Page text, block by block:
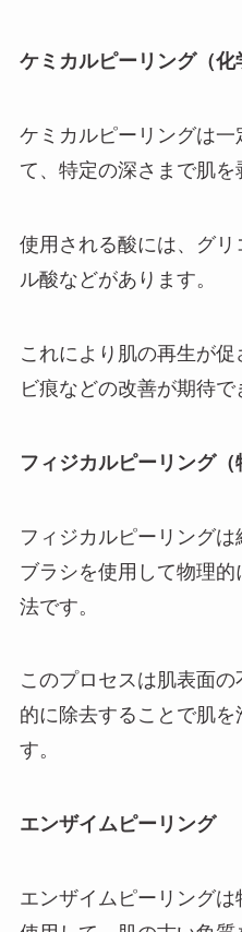
ケミカルピーリング（化
ケミカルピーリングは
て、特定の深さまで肌を
使用される酸には、グ
ル酸などがあります。
これにより肌の再生が
ビ痕などの改善が期待で
フィジカルピーリング（
フィジカルピーリング
ブラシを使用して物理
法です。
このプロセスは肌表面
的に除去することで肌
す。
エンザイムピーリング
エンザイムピーリング